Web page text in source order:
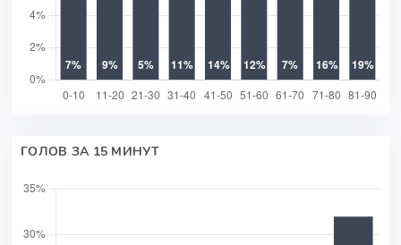
ГОЛОВ ЗА 15 МИНУТ